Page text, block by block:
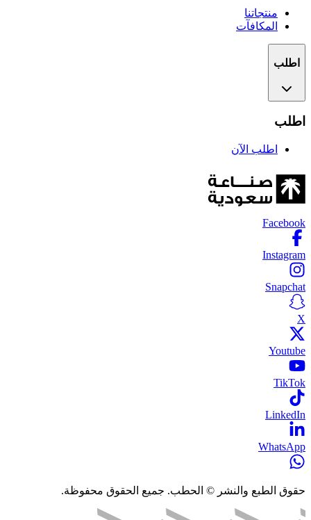
منتجاتنا
المكافآت
اطلب
اطلب
اطلب الآن
Facebook
Instagram
Snapchat
X
Youtube
TikTok
LinkedIn
WhatsApp
حقوق الطبع والنشر © الحطب. جميع الحقوق محفوظة.